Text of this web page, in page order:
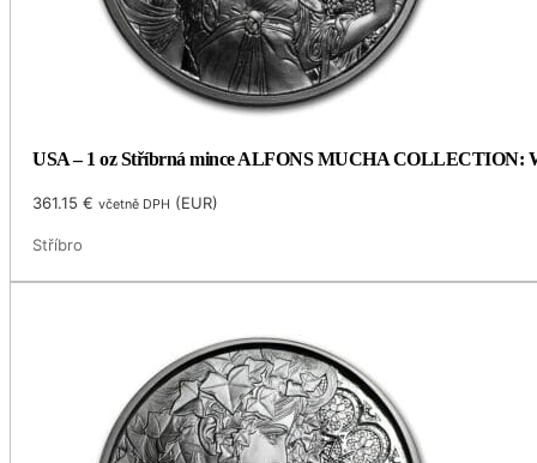
USA – 1 oz Stříbrná mince ALFONS MUCHA COLLECTION:
361.15€ včetně DPH (EUR)
Stříbro